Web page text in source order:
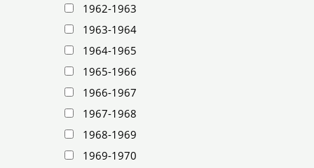
1962-1963
1963-1964
1964-1965
1965-1966
1966-1967
1967-1968
1968-1969
1969-1970